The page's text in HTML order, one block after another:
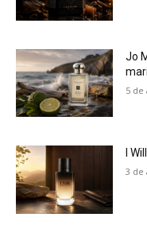
Jo
5 de
I
3 de